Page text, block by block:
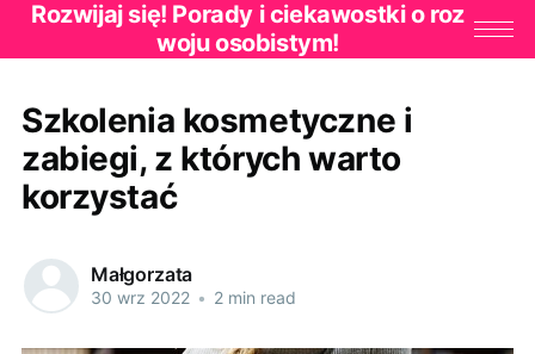
Rozwijaj się! Porady i ciekawostki o roz
woju osobistym!
Szkolenia kosmetyczne i
zabiegi, z których warto
korzystać
Małgorzata
30 wrz 2022 • 2 min read